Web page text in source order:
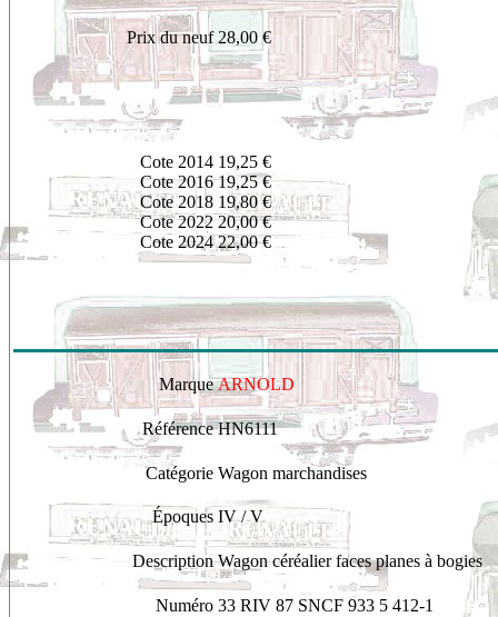
Prix du neuf 28,00 €
Cote 2014
Cote 2016
Cote 2018
Cote 2022
Cote 2024
19,25 €
19,25 €
19,80 €
20,00 €
22,00 €
Marque ARNOLD
Référence HN6111
Catégorie Wagon marchandises
Époques IV / V
Description Wagon céréalier faces planes à bogies
Numéro 33 RIV 87 SNCF 933 5 412-1